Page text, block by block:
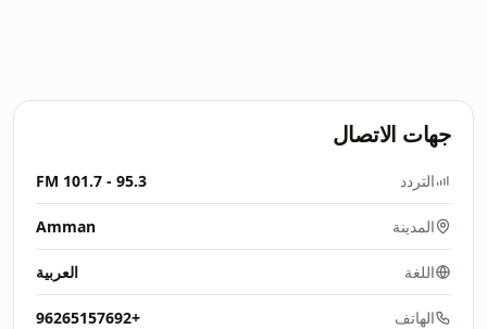
جهات الاتصال
التردد 95.3 - 101.7 FM
المدينة Amman
اللغة العربية
الهاتف +96265157692